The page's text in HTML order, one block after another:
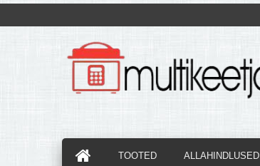
TOOTED ALLAHINDLUSED